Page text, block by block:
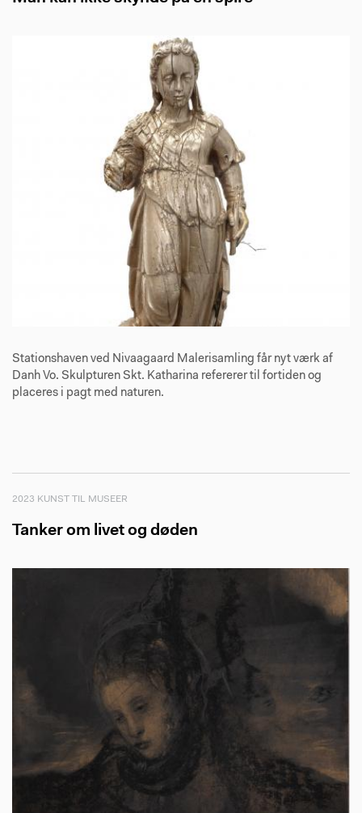
Stationshaven ved Nivaagaard Malerisamling får nyt værk af
Danh Vo. Skulpturen Skt. Katharina refererer til fortiden og
placeres i pagt med naturen.
2023 KUNST TIL MUSEER
Tanker om livet og døden